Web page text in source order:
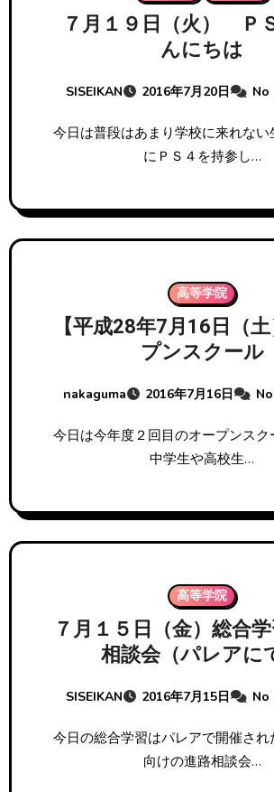
７月１９日（火） Ｐ
んにちは
SISEIKAN 2016年7月20日 No
今日は普段はあまり学校に来れない生徒が放課後
にＰＳ４を持参し…
高等学院
【平成28年7月16日（
プンスクール
nakaguma 2016年7月16日
今日は今年度２回目のオープンスクールでした。
中学生や高校生…
高等学院
７月１５日（金）総合
相談会（パレアに
SISEIKAN 2016年7月15日 No
今日の総合学習はパレアで開催された通信制高校
向けの進路相談会…